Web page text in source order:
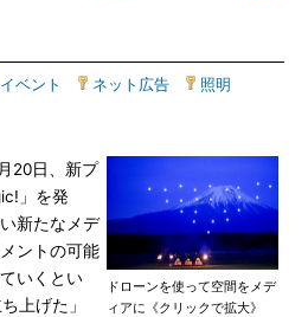
イベント ネット広告 照明
ドローンを使って空間をメデ
ィアに《クリックで拡大》
20日、新プ
」を発
新たなメデ
ントの可能
いくとい
上げた」